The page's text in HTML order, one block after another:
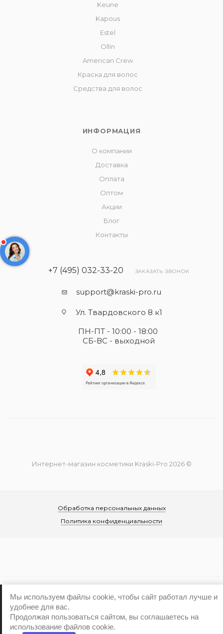
Keune
Kapous
Estel
Ollin
American Crew
Краска для волос
Средства для волос
ИНФОРМАЦИЯ
О компании
Доставка
Оплата
Оптом
Акции
Блог
Контакты
+7 (495) 032-33-20 ЗАКАЗАТЬ ЗВОНОК
support@kraski-pro.ru
Ул. Твардовского 8 к1
ПН-ПТ - 10:00 - 18:00
СБ-ВС - выходной
Интернет-магазин косметики Kraski-Pro 2026 ©
Обработка персональных данных
Политика конфиденциальности
...
Мы используем файлы cookie, чтобы сайт работал лучше и
удобнее для вас.
Продолжая пользоваться сайтом, вы соглашаетесь на
использование файлов cookie.